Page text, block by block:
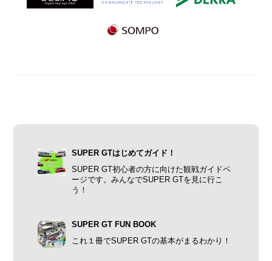
SUPER GTはじめてガイド！
SUPER GT初心者の方に向けた観戦ガイドペ
ージです。みんなでSUPER GTを見に行こ
う！
SUPER GT FUN BOOK
これ１冊でSUPER GTの基本がまるわかり！